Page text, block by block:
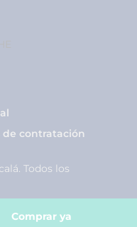
Comprar ya
de contratación
Todos los